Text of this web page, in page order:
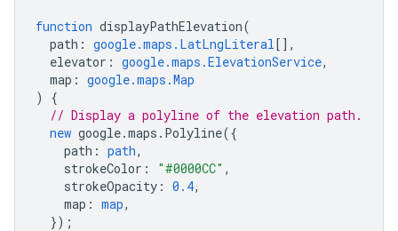
function displayPathElevation(
path : google.maps.LatLngLiteral[],
elevator : google.maps.ElevationService,
map : google.maps.Map
)
{
// Display a polyline of the elevation path.
new google.maps . Polyline({
path : path,
strokeColor : "#0000CC" ,
strokeOpacity : 0.4,
map : map,
});